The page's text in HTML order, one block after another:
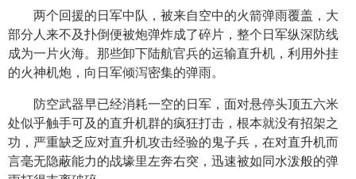
两个回援的日军中队，被来自空中的火箭弹雨覆盖，大
部分人来不及扑倒便被炮弹炸成了碎片，整个日军纵深防线
成为一片火海。那些卸下陆航官兵的运输直升机，利用外挂
的火神机炮，向日军倾泻密集的弹雨。
防空武器早已经消耗一空的日军，面对悬停头顶五六米
处似乎触手可及的直升机群的疯狂打击，根本就没有招架之
功，严重缺乏应对直升机攻击经验的鬼子兵，在对直升机而
言毫无隐蔽能力的战壕里左奔右突，迅速被如同水泼般的弹